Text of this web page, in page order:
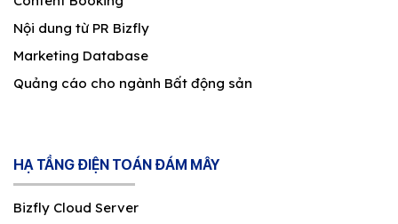
Nội dung từ PR Bizfly
Marketing Database
Quảng cáo cho ngành Bất động sản
HẠ TẦNG ĐIỆN TOÁN ĐÁM MÂY
Bizfly Cloud Server